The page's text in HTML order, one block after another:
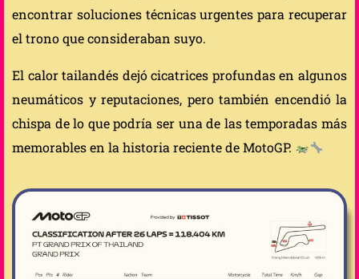
encontrar soluciones técnicas urgentes para recuperar
el trono que consideraban suyo.
El calor tailandés dejó cicatrices profundas en algunos
neumáticos y reputaciones, pero también encendió la
chispa de lo que podría ser una de las temporadas más
memorables en la historia reciente de MotoGP.